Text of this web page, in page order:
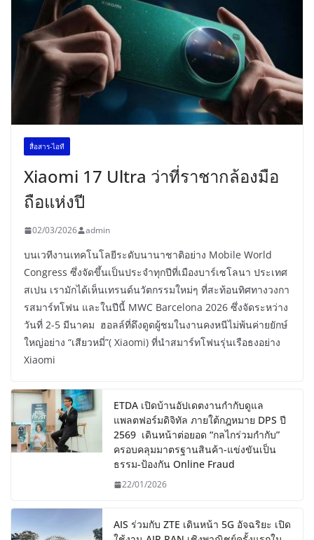
สื่อสาร-ไอที
Xiaomi 17 Ultra ว่าที่ราชากล้องมือ
ถือแห่งปี
02/03/2026 admin
บนเวทีงานเทคโนโลยีระดับนานาชาติอย่าง Mobile World
Congress ซึ่งจัดขึ้นเป็นประจำทุกปีที่เมืองบาร์เซโลนา ประเทศ
สเปน เรามักได้เห็นเทรนด์นวัตกรรมใหม่ๆ ที่สะท้อนทิศทางวงกา
รสมาร์ทโฟน และในปีนี้ MWC Barcelona 2026 ซึ่งจัดระหว่าง
วันที่ 2-5 มีนาคม ฮอลล์ที่ดึงดูดผู้ชมในงานคงหนีไม่พ้นค่ายยักษ์
ใหญ่อย่าง “เสียวหมี่”( Xiaomi) ที่นำสมาร์ทโฟนรุ่นเรือธงอย่าง
Xiaomi
ETDA เปิดบ้านอัปเดตงานกำกับดูแล
แพลตฟอร์มดิจิทัล ภายใต้กฎหมาย DPS ปี
2569 เดินหน้าต่อยอด “กลไกร่วมกำกับ”
ครอบคลุมมาตรฐานสินค้า-แข่งขันเป็น
ธรรม-ป้องกัน Online Fraud
22/01/2026
AIS ร่วมกับ ZTE เดินหน้า 5G อัจฉริยะ เปิด